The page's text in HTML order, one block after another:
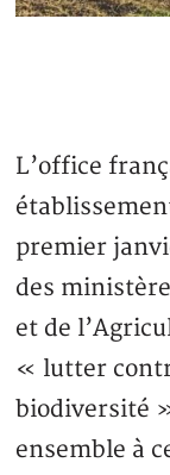
L’office
premier
des
et de
« lutter
biodiversité
ensemble à